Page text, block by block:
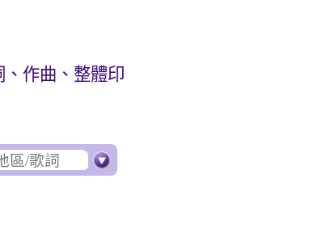
作曲、整體印